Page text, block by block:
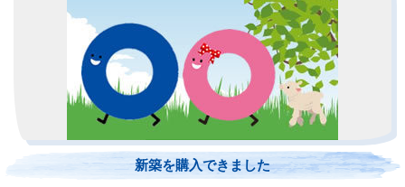
新築を購入できました